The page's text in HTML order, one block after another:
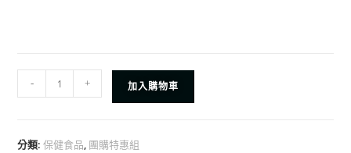
- + 加入購物車
分類:保健食品, 團購特惠組